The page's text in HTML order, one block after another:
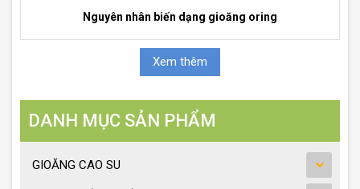
Nguyên nhân biến dạng gioăng oring
Xem thêm
DANH MỤC SẢN PHẨM
GIOĂNG CAO SU